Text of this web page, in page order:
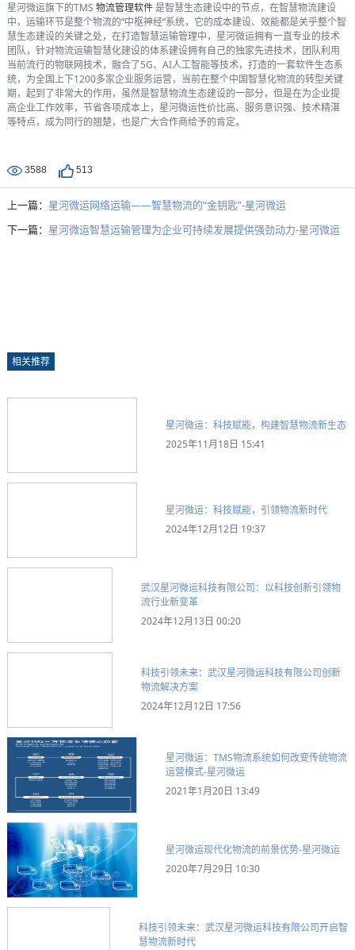
星河微运旗下的TMS 物流管理软件是智慧生态建设中的节点，在智慧物流建设
中，运输环节是整个物流的“中枢神经”系统，它的成本建设、效能都是关乎整个智
慧生态建设的关键之处，在打造智慧运输管理中，星河微运拥有一直专业的技术
团队，针对物流运输智慧化建设的体系建设拥有自己的独家先进技术，团队利用
当前流行的物联网技术，融合了5G、AI人工智能等技术，打造的一套软件生态系
统，为全国上下1200多家企业服务运营，当前在整个中国智慧化物流的转型关键
期，起到了非常大的作用，虽然是智慧物流生态建设的一部分，但是在为企业提
高企业工作效率，节省各项成本上，星河微运性价比高、服务意识强、技术精湛
等特点，成为同行的翘楚，也是广大合作商给予的肯定。
3588 513
上一篇： 星河微运网络运输——智慧物流的“金钥匙”-星河微运
下一篇： 星河微运智慧运输管理为企业可持续发展提供强劲动力-星河微运
相关推荐
星河微运：科技赋能，构建智慧物流新生态
2025年11月18日 15:41
星河微运：科技赋能，引领物流新时代
2024年12月12日 19:37
武汉星河微运科技有限公司：以科技创新引领物
流行业新变革
2024年12月13日 00:20
科技引领未来：武汉星河微运科技有限公司创新
物流解决方案
2024年12月12日 17:56
星河微运：TMS物流系统如何改变传统物流
运营模式-星河微运
2021年1月20日 13:49
星河微运现代化物流的前景优势-星河微运
2020年7月29日 10:30
科技引领未来：武汉星河微运科技有限公司开启智
慧物流新时代